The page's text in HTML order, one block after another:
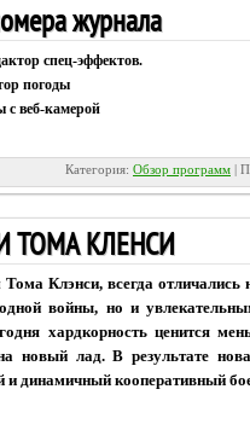
журнала
спец-эффектов.
погоды
веб-камерой
Категория: Обзор программ |
ТОМА КЛЕНСИ
Клэнси, всегда отличались
войны, но и
хардкорность ценится
новый лад. В результате
и динамичный кооперативный